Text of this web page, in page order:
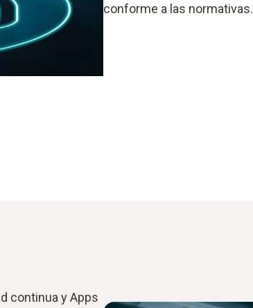
conforme a las normativas.
continua y Apps